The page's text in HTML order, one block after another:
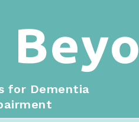
for Dementia